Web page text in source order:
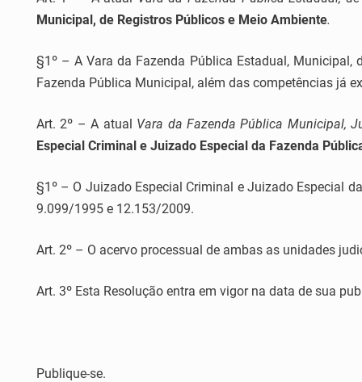
Municipal, de Registros Públicos e Meio Ambiente.
§1º – A Vara da Fazenda Pública Estadual,
Fazenda Pública Municipal, além das competências já
Art. 2º – A atual Vara da Fazenda Pública Municipal,
Especial Criminal e Juizado Especial da Fazenda
§1º – O Juizado Especial Criminal e Juizado Especial
9.099/1995 e 12.153/2009.
Art. 2º – O acervo processual de ambas as unidades
Art. 3º Esta Resolução entra em vigor na data de sua
Publique-se.